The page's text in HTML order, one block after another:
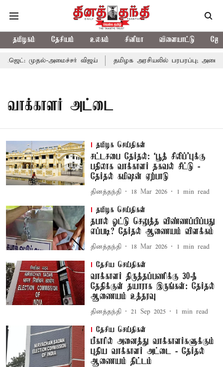
தமிழகம் தேசியம் உலகம் சினிமா விளையாட்டு
முதல்-அமைச்சர் விஜய் தமிழக அரசியலில் பரபரப்பு;
வாக்காளர் அட்டை
தமிழக செய்திகள்
சட்டசபை தேர்தல்: ‘பூத் சிலிப்’புக்கு
பதிலாக வாக்காளர் தகவல் சீட்டு -
தேர்தல் கமிஷன் ஏற்பாடு
தினத்தந்தி 18 Mar 2026 1 min read
தமிழக செய்திகள்
தபால் ஓட்டு செலுத்த விண்ணப்பிப்பது
எப்படி? தேர்தல் ஆணையம் விளக்கம்
தினத்தந்தி 18 Mar 2026 1 min read
தேசிய செய்திகள்
வாக்காளர் திருத்தப்பணிக்கு 30-ந்
தேதிக்குள் தயாராக இருங்கள்: தேர்தல்
ஆணையம் உத்தரவு
தினத்தந்தி 21 Sep 2025 1 min read
தேசிய செய்திகள்
பீகாரில் அனைத்து வாக்காளர்களுக்கும்
புதிய வாக்காளர் அட்டை - தேர்தல்
ஆணையம் திட்டம்